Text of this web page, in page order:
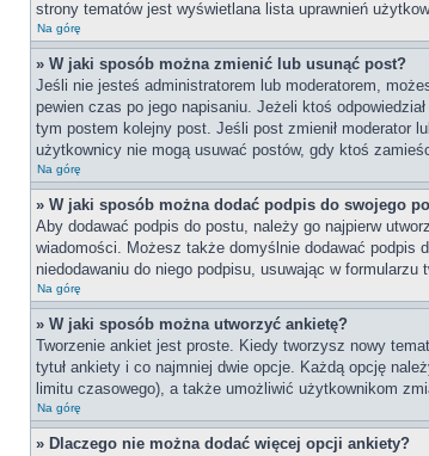
strony tematów jest wyświetlana lista uprawnień
Na górę
» W jaki sposób można zmienić lub usunąć post?
Jeśli nie jesteś administratorem lub moderatorem,
pewien czas po jego napisaniu. Jeżeli ktoś
tym postem kolejny post. Jeśli post zmienił moderator
użytkownicy nie mogą usuwać postów, gdy ktoś
Na górę
» W jaki sposób można dodać podpis do swojego
Aby dodawać podpis do postu, należy go najpierw
wiadomości. Możesz także domyślnie dodawać
niedodawaniu do niego podpisu, usuwając w
Na górę
» W jaki sposób można utworzyć ankietę?
Tworzenie ankiet jest proste. Kiedy tworzysz nowy
tytuł ankiety i co najmniej dwie opcje. Każdą opcję
limitu czasowego), a także umożliwić użytkownikom
Na górę
» Dlaczego nie można dodać więcej opcji ankiety?